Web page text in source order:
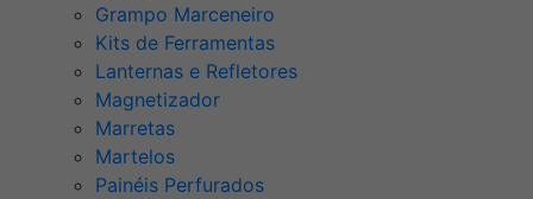
Grampo Marceneiro
Kits de Ferramentas
Lanternas e Refletores
Magnetizador
Marretas
Martelos
Painéis Perfurados